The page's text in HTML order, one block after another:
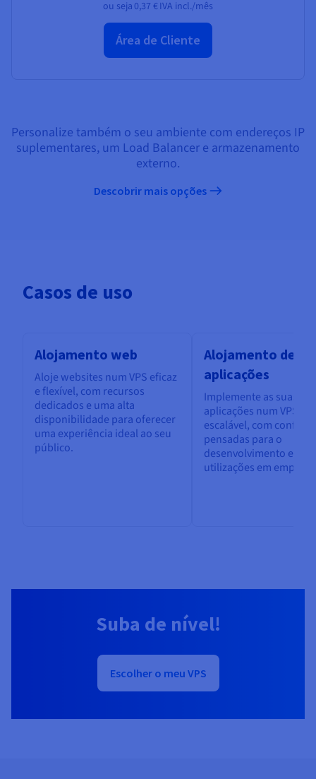
ou seja 0,37 € IVA incl./mês
Área de Cliente
Personalize também o seu ambiente com endereços IP
suplementares, um Load Balancer e armazenamento
externo.
Descobrir mais opções
Casos de uso
Alojamento web
Aloje websites num VPS eficaz
e flexível, com recursos
dedicados e uma alta
disponibilidade para oferecer
uma experiência ideal ao seu
público.
Alojamento de
aplicações
Implemente as suas
aplicações num VPS
escalável, com
pensadas para o
desenvolvimento e as
utilizações em
Suba de nível!
Escolher o meu VPS